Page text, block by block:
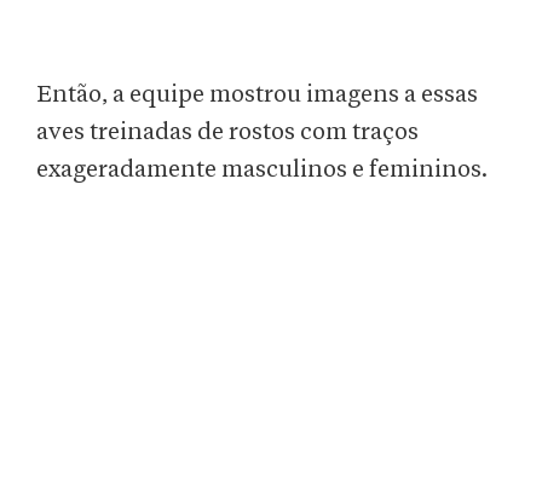
Então, a equipe mostrou imagens a essas
aves treinadas de rostos com traços
exageradamente masculinos e femininos.